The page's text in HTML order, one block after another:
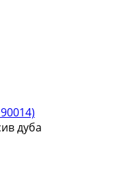
дуба